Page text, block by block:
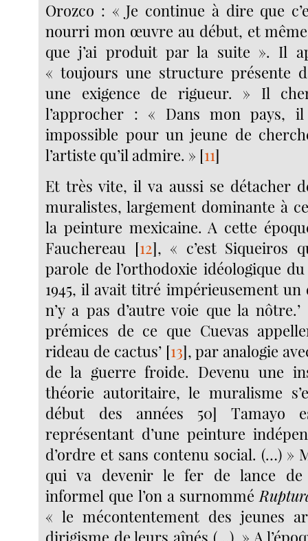
Orozco : « Je continue à dire que
nourri mon œuvre au début, et
que j’ai produit par la suite ». Il
« toujours une structure présente
une exigence de rigueur. » Il
l’approcher : « Dans mon pays,
impossible pour un jeune de
l’artiste qu’il admire. » [11]
Et très vite, il va aussi se détacher
muralistes, largement dominante à
la peinture mexicaine. A cette
Fauchereau [12], « c’est Siqueiros
parole de l’orthodoxie idéologique
1945, il avait titré impérieusement un
n’y a pas d’autre voie que la
prémices de ce que Cuevas
rideau de cactus’[13], par analogie
de la guerre froide. Devenu une
théorie autoritaire, le muralisme
début des années 50] Tamayo
représentant d’une peinture
d’ordre et sans contenu social. (…) »
qui va devenir le fer de lance de
informel que l’on a surnommé
« le mécontentement des jeunes